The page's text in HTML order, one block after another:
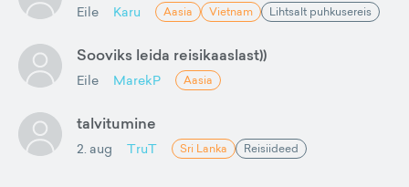
Eile Karu Aasia Vietnam Lihtsalt puhkusereis
Sooviks leida reisikaaslast))
Eile MarekP Aasia
talvitumine
2. aug TruT Sri Lanka Reisiideed